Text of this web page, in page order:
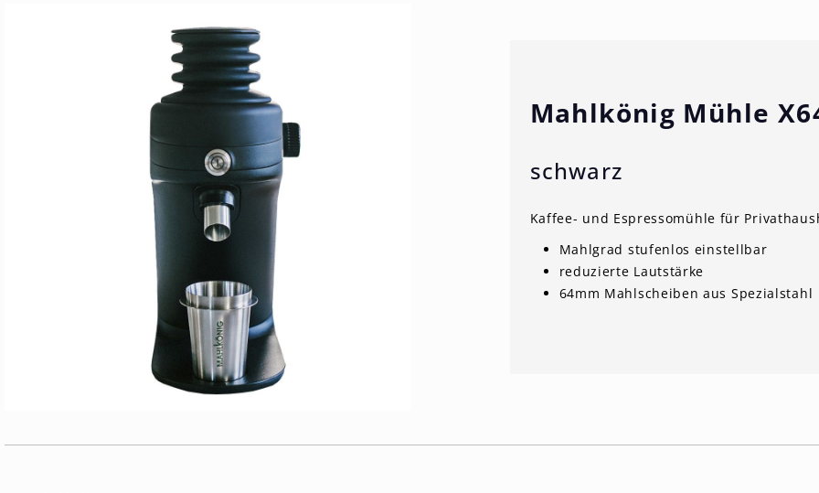
Mahlkönig Mühle
schwarz
Kaffee- und Espressomühle für
Mahlgrad stufenlos einstellbar
reduzierte Lautstärke
64mm Mahlscheiben aus Spezialstahl